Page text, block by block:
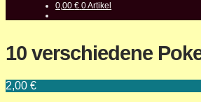
0,00€ 0 Artikel
10 verschiedene
2,00 €